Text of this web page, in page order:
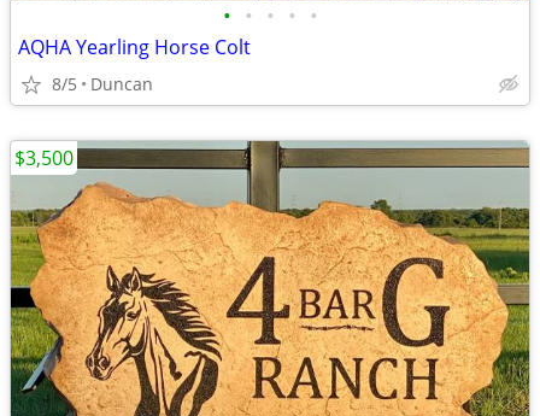
• • • • •
AQHA Yearling Horse Colt
8/5 Duncan
$3,500